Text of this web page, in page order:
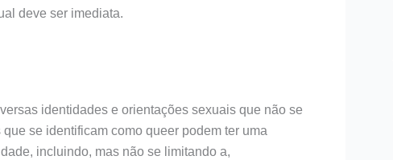
deve ser imediata.
identidades e orientações sexuais que não se
se identificam como queer podem ter uma
incluindo, mas não se limitando a,